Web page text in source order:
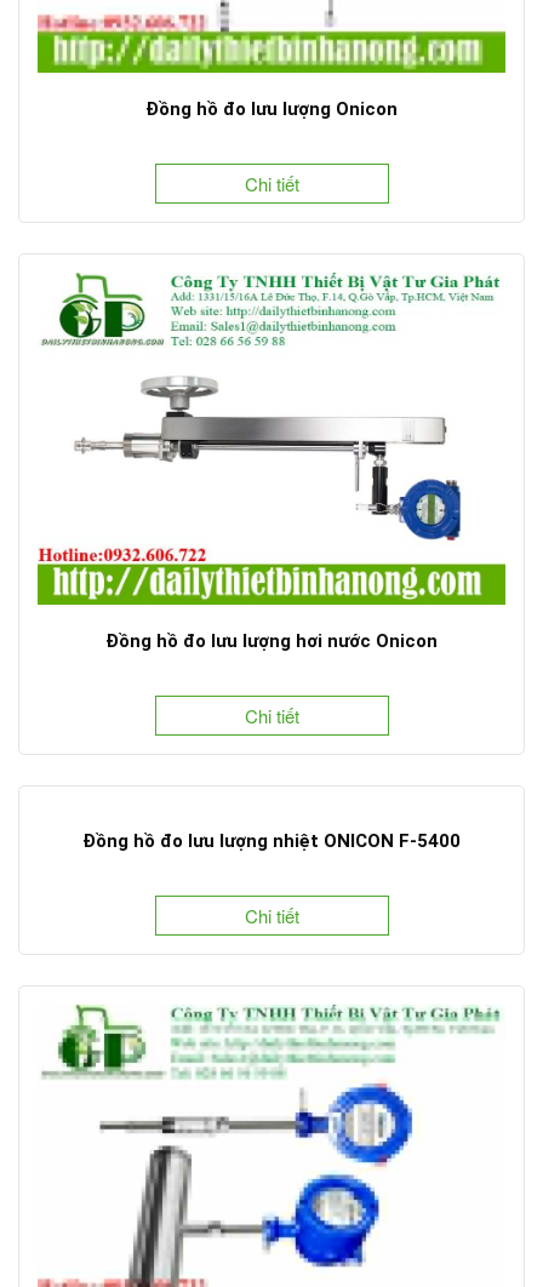
Đồng hồ đo lưu lượng Onicon
Chi tiết
Đồng hồ đo lưu lượng hơi nước Onicon
Chi tiết
Đồng hồ đo lưu lượng nhiệt ONICON F-5400
Chi tiết